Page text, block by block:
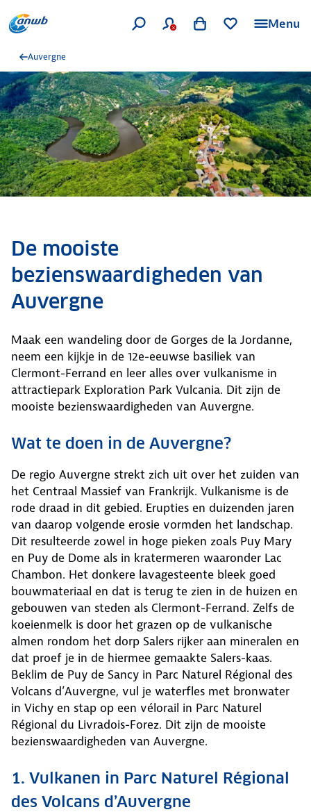
Menu
Auvergne
De mooiste
bezienswaardigheden van
Auvergne
Maak een wandeling door de Gorges de la Jordanne,
neem een kijkje in de 12e-eeuwse basiliek van
Clermont-Ferrand en leer alles over vulkanisme in
attractiepark Exploration Park Vulcania. Dit zijn de
mooiste bezienswaardigheden van Auvergne.
Wat te doen in de Auvergne?
De regio Auvergne strekt zich uit over het zuiden van
het Centraal Massief van Frankrijk. Vulkanisme is de
rode draad in dit gebied. Erupties en duizenden jaren
van daarop volgende erosie vormden het landschap.
Dit resulteerde zowel in hoge pieken zoals Puy Mary
en Puy de Dome als in kratermeren waaronder Lac
Chambon. Het donkere lavagesteente bleek goed
bouwmateriaal en dat is terug te zien in de huizen en
gebouwen van steden als Clermont-Ferrand. Zelfs de
koeienmelk is door het grazen op de vulkanische
almen rondom het dorp Salers rijker aan mineralen en
dat proef je in de hiermee gemaakte Salers-kaas.
Beklim de Puy de Sancy in Parc Naturel Régional des
Volcans d’Auvergne, vul je waterfles met bronwater
in Vichy en stap op een vélorail in Parc Naturel
Régional du Livradois-Forez. Dit zijn de mooiste
bezienswaardigheden van Auvergne.
1. Vulkanen in Parc Naturel Régional
des Volcans d’Auvergne